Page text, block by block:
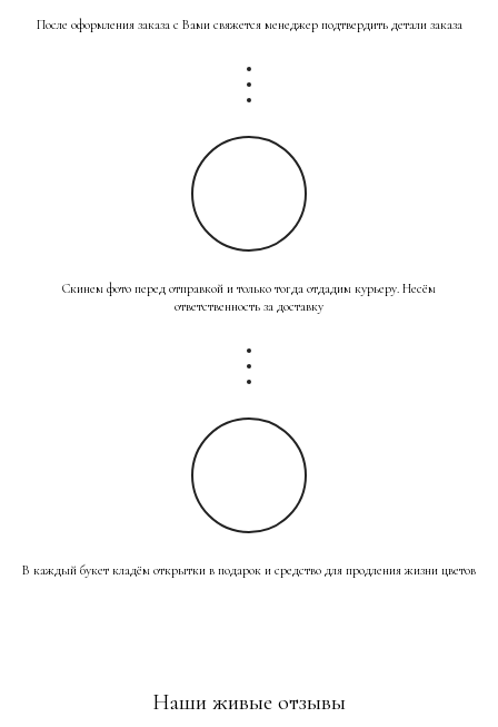
После оформления заказа с Вами свяжется менеджер подтвердить детали заказа
Скинем фото перед отправкой и только тогда отдадим курьеру. Несём
ответственность за доставку
В каждый букет кладём открытки в подарок и средство для продления жизни цветов
Наши живые отзывы